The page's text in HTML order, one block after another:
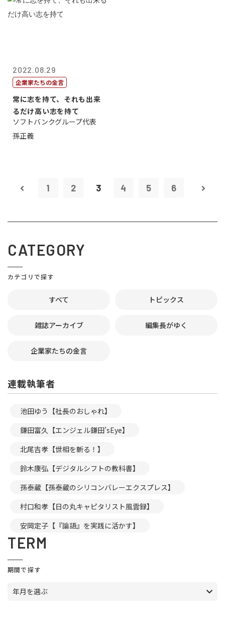
2022.08.29
企業家たちの金言
常に志を持て、それも出来
るだけ高い志を持て
ソフトバンクグループ代表
孫正義
1 2 3 4 5 6
CATEGORY
カテゴリで探す
すべて トピックス
雑誌アーカイブ 編集長がゆく
企業家たちの金言
連載執筆者
池田ゆう【社長のおしゃれ】
鎌田富久【エンジェル鎌田’sEye】
北尾吉孝【世相を斬る！】
鈴木康弘【デジタルシフトの教科書】
孫泰蔵【孫泰蔵のシリコンバレーエクスプレス】
村口和孝【日の丸キャピタリスト風雲録】
安岡定子【『論語』を実践に活かす】
TERM
期間で探す
年月を選ぶ